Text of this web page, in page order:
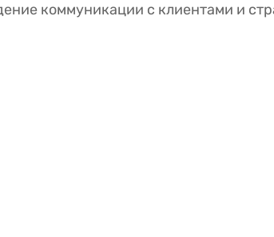
коммуникации с клиентами и